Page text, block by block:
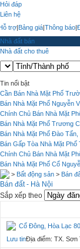
Hỏi đáp
Liên hệ
trợ|Bảng giá|Thông báo|
Nhà đất bán
Nhà đất cho thuê
Tin nổi bật
Cần Bán Nhà Mặt Phố
Bán Nhà Mặt Phố Nguyễn
Chính Chủ Bán Nhà Mặt
Bán Nhà Mặt Phố Trương
Bán Nhà Mặt Phố Đào Tấn,
Bán Gấp Tòa Nhà Mặt Phố
Chính Chủ Bán Nhà Mặt
Bán Nhà Mặt Phố Cổ
> Bất động sản > Bán
Bán đất - Hà Nội
Sắp xếp theo
Cổ Đông, Hòa Lạc
Lưu tinĐịa điểm: TX. Sơn